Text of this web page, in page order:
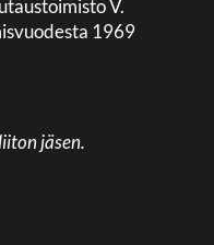
V.
1969
jäsen.